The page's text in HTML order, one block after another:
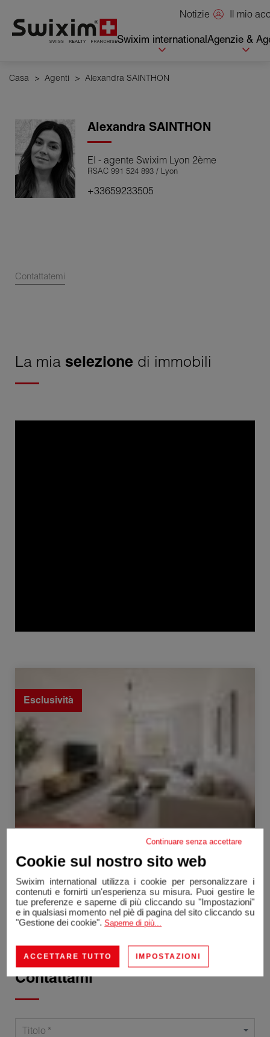
Notizie Il mio
Swixim internationalAgenzie &
Casa > Agenti > Alexandra SAINTHON
Alexandra SAINTHON
EI - agente Swixim Lyon 2ème
RSAC 991 524 893 / Lyon
+33659233505
Contattatemi
La mia selezione di immobili
Esclusività
Appartamento 69.54 m²
3 Camere
309 000 €
Contattami
Titolo
Continuare senza accettare
Cookie sul nostro sito web
Swixim international utilizza i cookie per personalizzare i
contenuti e fornirti un'esperienza su misura. Puoi gestire le
tue preferenze e saperne di più cliccando su "Impostazioni"
e in qualsiasi momento nel piè di pagina del sito cliccando su
"Gestione dei cookie". Saperne di più...
ACCETTARE TUTTO IMPOSTAZIONI